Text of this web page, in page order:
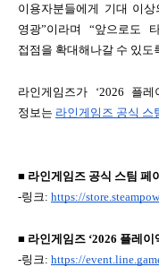
이용자분들에게 기대 이
영광”이라며 “앞으로도
접점을 확대해나갈 수 있도
라인게임즈가 ‘2026 플
정보는 라인게임즈 공식 스
■ 라인게임즈 공식 스팀 페
-링크: https://
■ 라인게임즈 ‘2026 플레이
-링크: https://